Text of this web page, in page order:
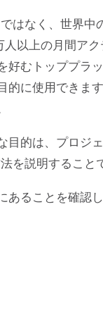
はなく、世界中
以上の月間ア
好むトッププラ
的に使用できま
目的は、プロジ
を説明すること
ることを確認し